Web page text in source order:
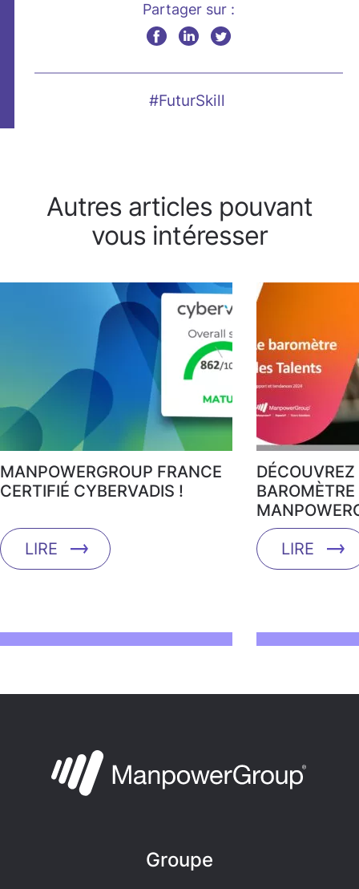
Partager sur :
#FuturSkill
Autres articles pouvant
vous intéresser
MANPOWERGROUP FRANCE
CERTIFIÉ CYBERVADIS !
LIRE
DÉCOUVREZ
LIRE
Groupe